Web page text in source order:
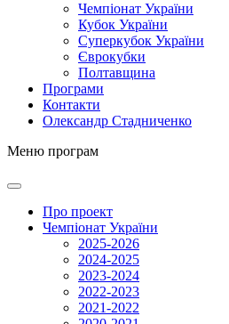
Чемпіонат України
Кубок України
Суперкубок України
Єврокубки
Полтавщина
Програми
Контакти
Олександр Стадниченко
Меню програм
Про проект
Чемпіонат України
2025-2026
2024-2025
2023-2024
2022-2023
2021-2022